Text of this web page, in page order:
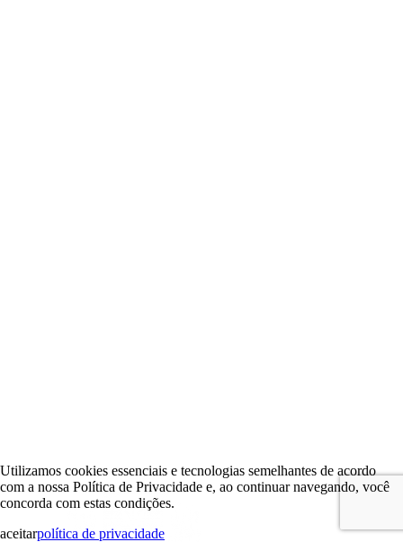
Utilizamos cookies essenciais e tecnologias semelhantes de acordo
com a nossa Política de Privacidade e, ao continuar navegando, você
concorda com estas condições.
aceitarpolítica de privacidade